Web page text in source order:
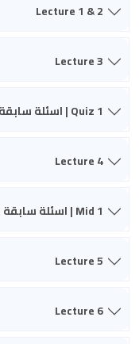
Lecture 1 & 2
Lecture 3
Quiz 1 | اسئلة سابقة لكويز ١
Lecture 4
Mid 1 | اسئلة سابقة لميد ١
Lecture 5
Lecture 6